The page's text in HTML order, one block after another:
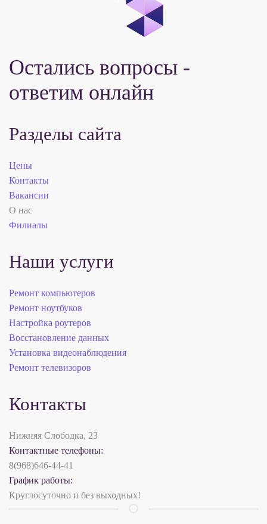
Остались вопросы -
ответим онлайн
Разделы сайта
Цены
Контакты
Вакансии
О нас
Филиалы
Наши услуги
Ремонт компьютеров
Ремонт ноутбуков
Настройка роутеров
Восстановление данных
Установка видеонаблюдения
Ремонт телевизоров
Контакты
Нижняя Слободка, 23
Контактные телефоны:
8(968)646-44-41
График работы:
Круглосуточно и без выходных!